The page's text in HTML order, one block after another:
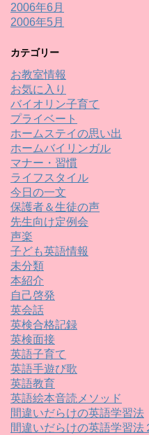
2006年6月
2006年5月
カテゴリー
お教室情報
お気に入り
バイオリン子育て
プライベート
ホームステイの思い出
ホームバイリンガル
マナー・習慣
ライフスタイル
今日の一文
保護者＆生徒の声
先生向け定例会
声楽
子ども英語情報
未分類
本紹介
自己啓発
英会話
英検合格記録
英検面接
英語子育て
英語手遊び歌
英語教育
英語絵本音読メソッド
間違いだらけの英語学習法
間違いだらけの英語学習法